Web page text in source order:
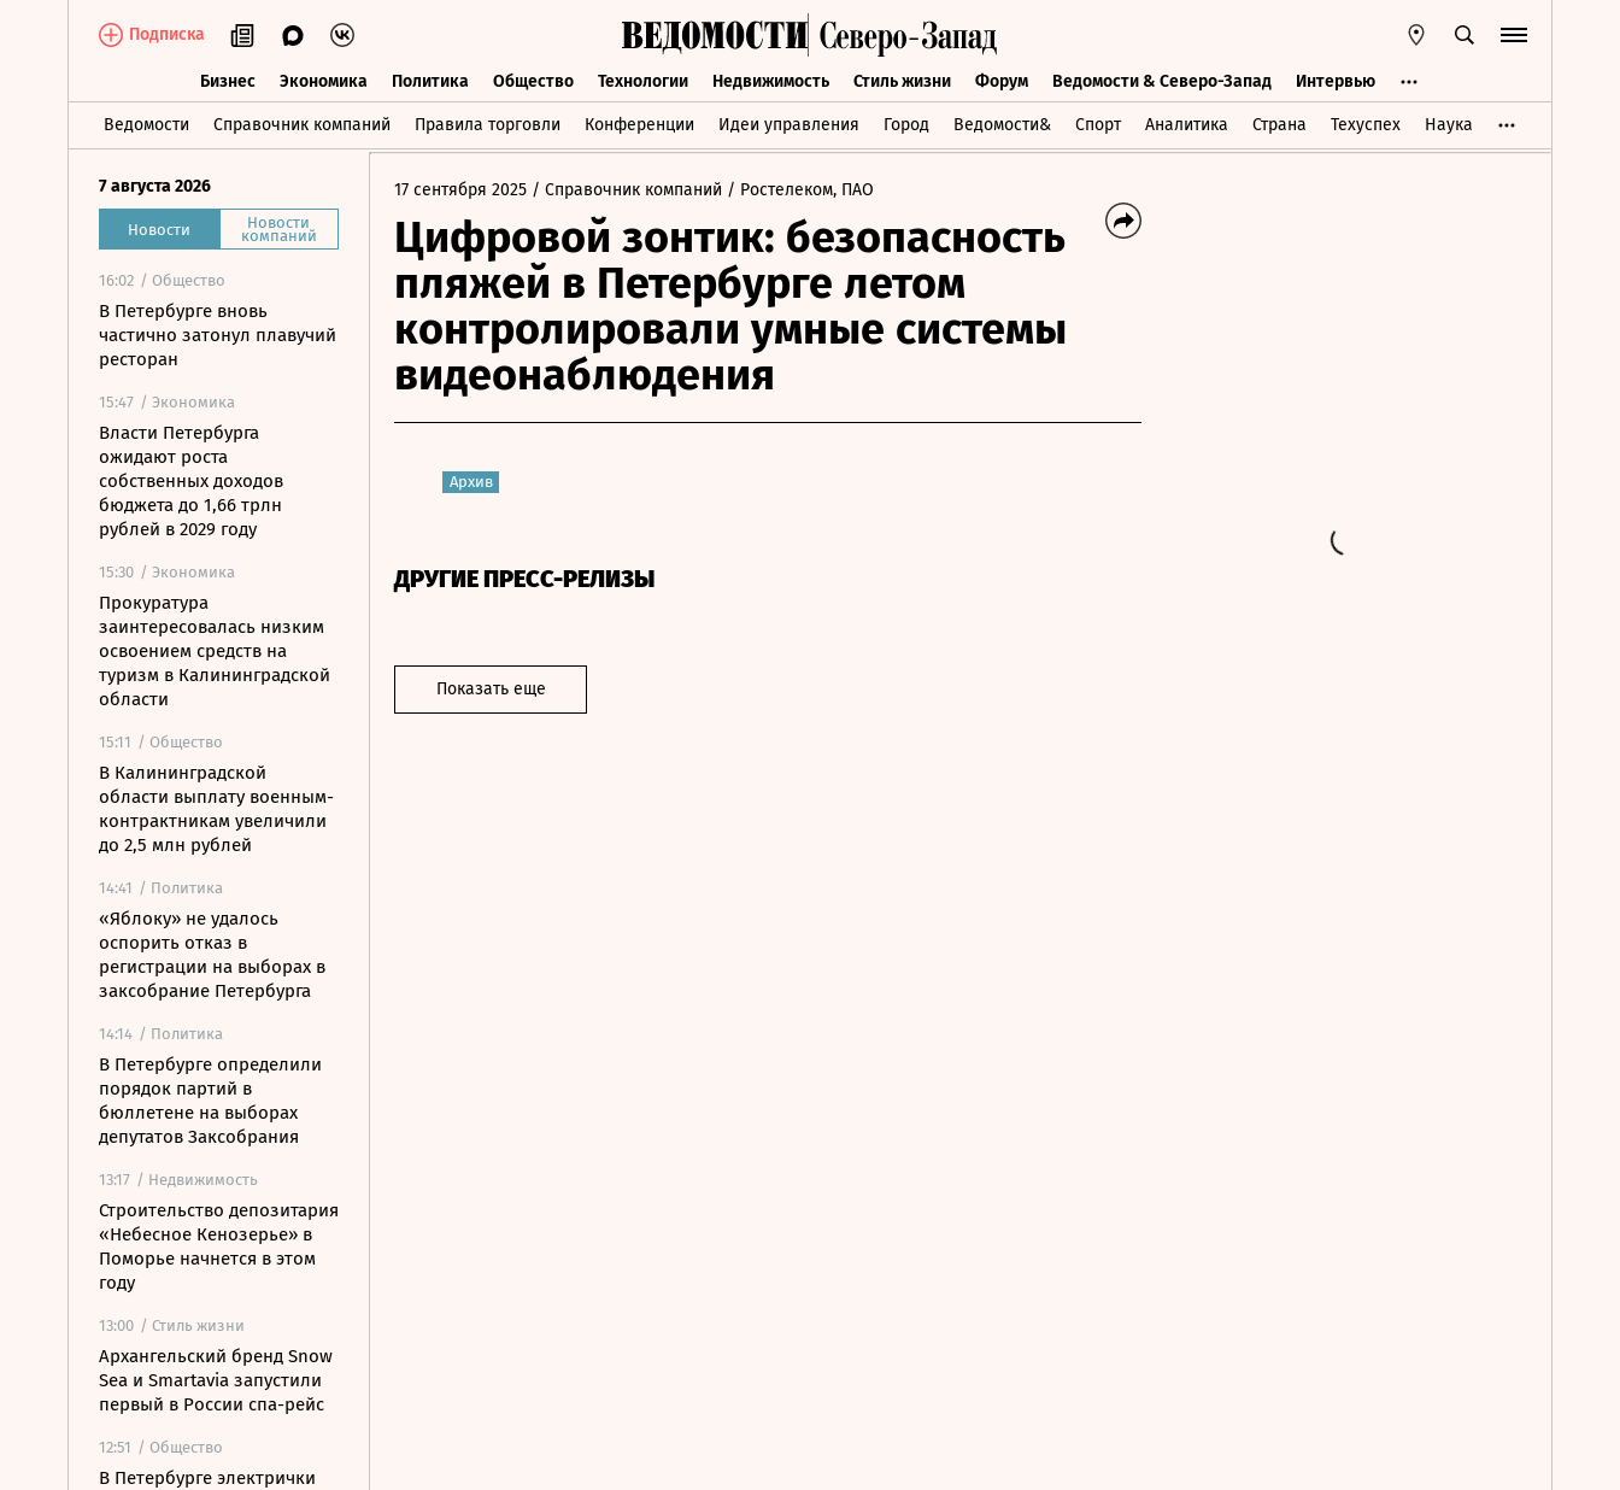
Подписка
Бизнес Экономика Политика Общество Технологии Недвижимость Стиль жизни Форум Ведомости & Северо-Запад Интервью
Ведомости Справочник компаний Правила торговли Конференции Идеи управления Город Ведомости& Спорт Аналитика Страна Техуспех Наука
Бизнес Экономика Политика Общество Технологии Недвижимость Стиль жизни Форум Ведомости & Северо-Запад Интервью
7 августа 2026
Новости Новости
компаний
16:02 / Общество
В Петербурге вновь
частично затонул плавучий
ресторан
15:47 / Экономика
Власти Петербурга
ожидают роста
собственных доходов
бюджета до 1,66 трлн
рублей в 2029 году
15:30 / Экономика
Прокуратура
заинтересовалась низким
освоением средств на
туризм в Калининградской
области
15:11 / Общество
В Калининградской
области выплату военным-
контрактникам увеличили
до 2,5 млн рублей
14:41 / Политика
«Яблоку» не удалось
оспорить отказ в
регистрации на выборах в
заксобрание Петербурга
14:14 / Политика
В Петербурге определили
порядок партий в
бюллетене на выборах
депутатов Заксобрания
13:17 / Недвижимость
Строительство депозитария
«Небесное Кенозерье» в
Поморье начнется в этом
году
13:00 / Стиль жизни
Архангельский бренд Snow
Sea и Smartavia запустили
первый в России спа-рейс
12:51 / Общество
В Петербурге электрички
17 сентября 2025 / Справочник компаний / Ростелеком, ПАО
Цифровой зонтик: безопасность
пляжей в Петербурге летом
контролировали умные системы
видеонаблюдения
Архив
ДРУГИЕ ПРЕСС-РЕЛИЗЫ
Показать еще